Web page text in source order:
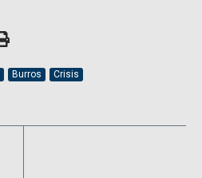
Burros Crisis